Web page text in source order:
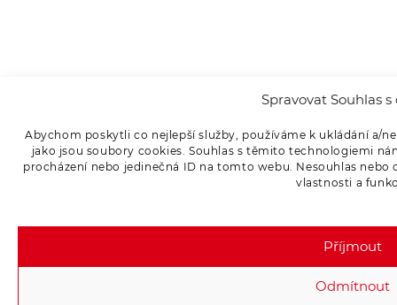
Spravovat Souhlas s
Abychom poskytli co nejlepší služby, používáme k ukládání a/
jako jsou soubory cookies. Souhlas s těmito technologiemi
procházení nebo jedinečná ID na tomto webu. Nesouhlas
vlastnosti a
Příjmout
Odmítnout